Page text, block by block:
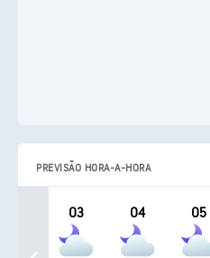
PREVISÃO HORA-A-HORA
03 04 05